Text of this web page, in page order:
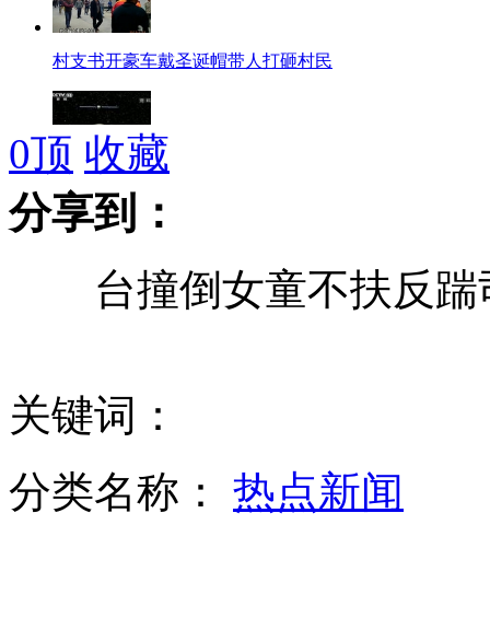
村支书开豪车戴圣诞帽带人打砸村民
美航天企业宣布小行星采矿计划
美国"空中之军"夺岛经验丰富
菲律宾正式要求美赔偿受损珊瑚礁
实拍:俄罗斯驼鹿冲上公路险丧命
0顶 收藏
分享到：
台撞倒女童不扶反踹
关键词：
分类名称： 热点新闻